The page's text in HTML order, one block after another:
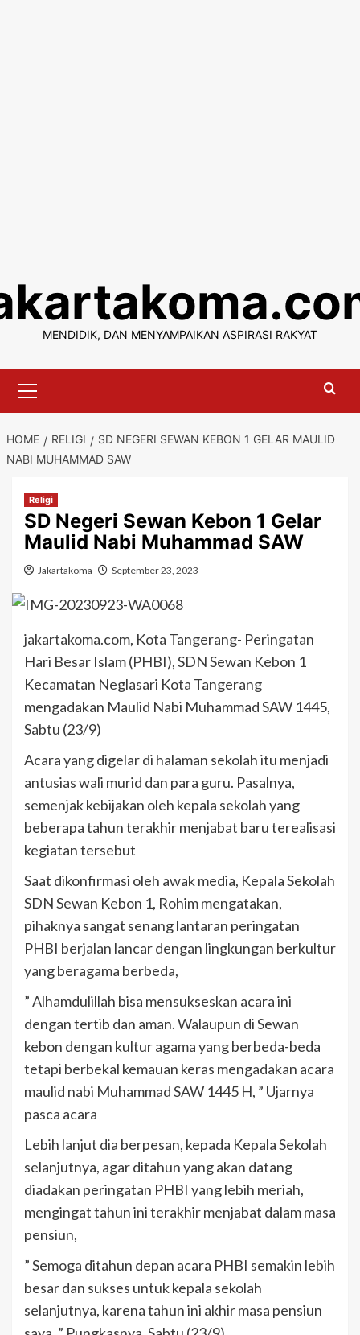
content
MENDIDIK, DAN MENYAMPAIKAN ASPIRASI RAKYAT
Menu
HOME RELIGI
SD NEGERI SEWAN KEBON 1 GELAR MAULID
NABI MUHAMMAD SAW
Religi
SD Negeri Sewan Kebon 1 Gelar
Maulid Nabi Muhammad SAW
Jakartakoma September 23, 2023
jakartakoma.com, Kota Tangerang- Peringatan
Hari Besar Islam (PHBI), SDN Sewan Kebon 1
Kecamatan Neglasari Kota Tangerang
mengadakan Maulid Nabi Muhammad SAW 1445,
Sabtu (23/9)
Acara yang digelar di halaman sekolah itu menjadi
antusias wali murid dan para guru. Pasalnya,
semenjak kebijakan oleh kepala sekolah yang
beberapa tahun terakhir menjabat baru terealisasi
kegiatan tersebut
Saat dikonfirmasi oleh awak media, Kepala Sekolah
SDN Sewan Kebon 1, Rohim mengatakan,
pihaknya sangat senang lantaran peringatan
PHBI berjalan lancar dengan lingkungan berkultur
yang beragama berbeda,
” Alhamdulillah bisa mensukseskan acara ini
dengan tertib dan aman. Walaupun di Sewan
kebon dengan kultur agama yang berbeda-beda
tetapi berbekal kemauan keras mengadakan acara
maulid nabi Muhammad SAW 1445 H, ” Ujarnya
pasca acara
Lebih lanjut dia berpesan, kepada Kepala Sekolah
selanjutnya, agar ditahun yang akan datang
diadakan peringatan PHBI yang lebih meriah,
mengingat tahun ini terakhir menjabat dalam masa
pensiun,
” Semoga ditahun depan acara PHBI semakin lebih
besar dan sukses untuk kepala sekolah
selanjutnya, karena tahun ini akhir masa pensiun